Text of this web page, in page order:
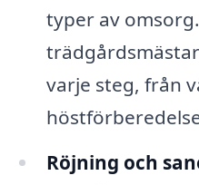
typer av
varje steg, från
Röjning och